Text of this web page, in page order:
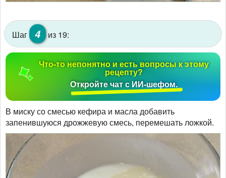
Шаг 4 из 19:
Что-то непонятно и есть вопросы к этому
рецепту?
Откройте чат с ИИ-шефом.
В миску со смесью кефира и масла добавить
запенившуюся дрожжевую смесь, перемешать ложкой.